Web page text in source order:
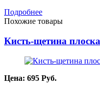
Подробнее
Похожие товары
Кисть-щетина
Цена: 695 Руб.